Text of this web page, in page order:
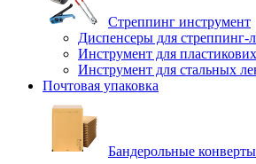
Стреппинг инструмент
Диспенсеры для стреппинг-
Инструмент для
Инструмент для стальных
Почтовая упаковка
Бандерольные конверты